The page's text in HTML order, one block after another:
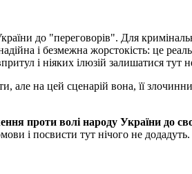
до "переговорів". Для
і безмежна жорстокість: це
і ніяких ілюзій залишатися тут
але на цей сценарій вона, її
проти волі народу України до
і посвисти тут нічого не додадуть.